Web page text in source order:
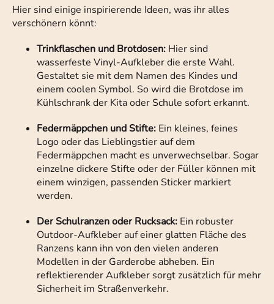
Hier sind einige inspirierende Ideen, was ihr alles
verschönern könnt:
Trinkflaschen und Brotdosen: Hier sind
wasserfeste Vinyl-Aufkleber die erste Wahl.
Gestaltet sie mit dem Namen des Kindes und
einem coolen Symbol. So wird die Brotdose im
Kühlschrank der Kita oder Schule sofort erkannt.
Federmäppchen und Stifte: Ein kleines, feines
Logo oder das Lieblingstier auf dem
Federmäppchen macht es unverwechselbar. Sogar
einzelne dickere Stifte oder der Füller können mit
einem winzigen, passenden Sticker markiert
werden.
Der Schulranzen oder Rucksack: Ein robuster
Outdoor-Aufkleber auf einer glatten Fläche des
Ranzens kann ihn von den vielen anderen
Modellen in der Garderobe abheben. Ein
reflektierender Aufkleber sorgt zusätzlich für mehr
Sicherheit im Straßenverkehr.